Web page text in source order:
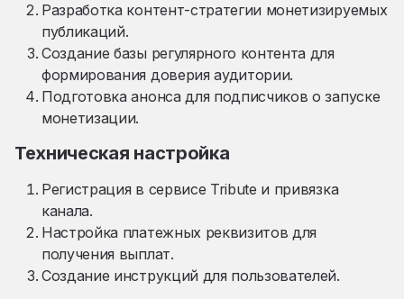
Разработка контент-стратегии монетизируемых
публикаций.
Создание базы регулярного контента для
формирования доверия аудитории.
Подготовка анонса для подписчиков о запуске
монетизации.
Техническая настройка
Регистрация в сервисе Tribute и привязка
канала.
Настройка платежных реквизитов для
получения выплат.
Создание инструкций для пользователей.